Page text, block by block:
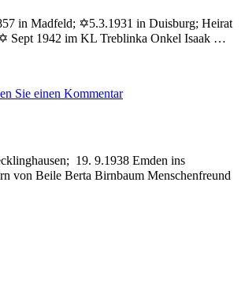
in Madfeld; ✡5.3.1931 in Duisburg; Heirat
Sept 1942 im KL Treblinka Onkel Isaak …
Sie einen Kommentarzu
19. 9.1938 Emden ins
von Beile Berta Birnbaum Menschenfreund